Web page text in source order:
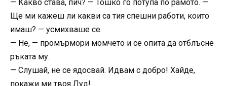
— Какво става, пич? — Тошко го потупа по рамото. —
Ще ми кажеш ли какви са тия спешни работи, които
имаш? — усмихваше се.
— Не, — промърмори момчето и се опита да отблъсне
ръката му.
— Слушай, не се ядосвай. Идвам с добро! Хайде,
покажи ми твоя Луд!